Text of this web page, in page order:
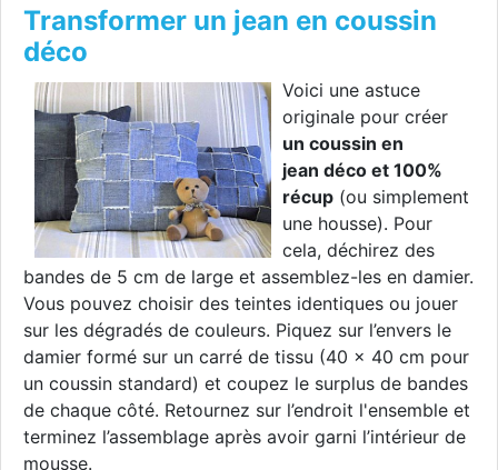
Transformer un jean en coussin
déco
Voici une astuce
originale pour créer
un coussin en
jean déco et 100%
récup (ou simplement
une housse). Pour
cela, déchirez des
bandes de 5 cm de large et assemblez-les en damier.
Vous pouvez choisir des teintes identiques ou jouer
sur les dégradés de couleurs. Piquez sur l’envers le
damier formé sur un carré de tissu (40 x 40 cm pour
un coussin standard) et coupez le surplus de bandes
de chaque côté. Retournez sur l’endroit l'ensemble et
terminez l’assemblage après avoir garni l’intérieur de
mousse.